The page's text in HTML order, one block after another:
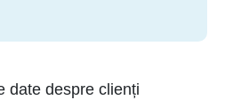
date despre clienți